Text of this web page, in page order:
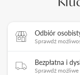
Odbiór
Sprawdź
Bezpłatna i
Sprawdź